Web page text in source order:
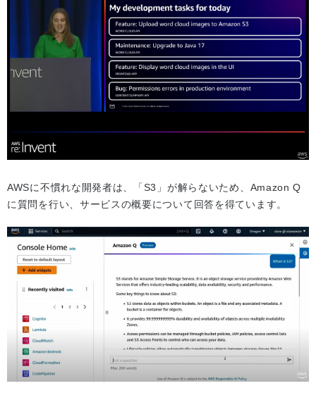
AWSに不慣れな開発者は、「S3」が解らないため、Amazon Q
に質問を行い、サービスの概要について回答を得ています。